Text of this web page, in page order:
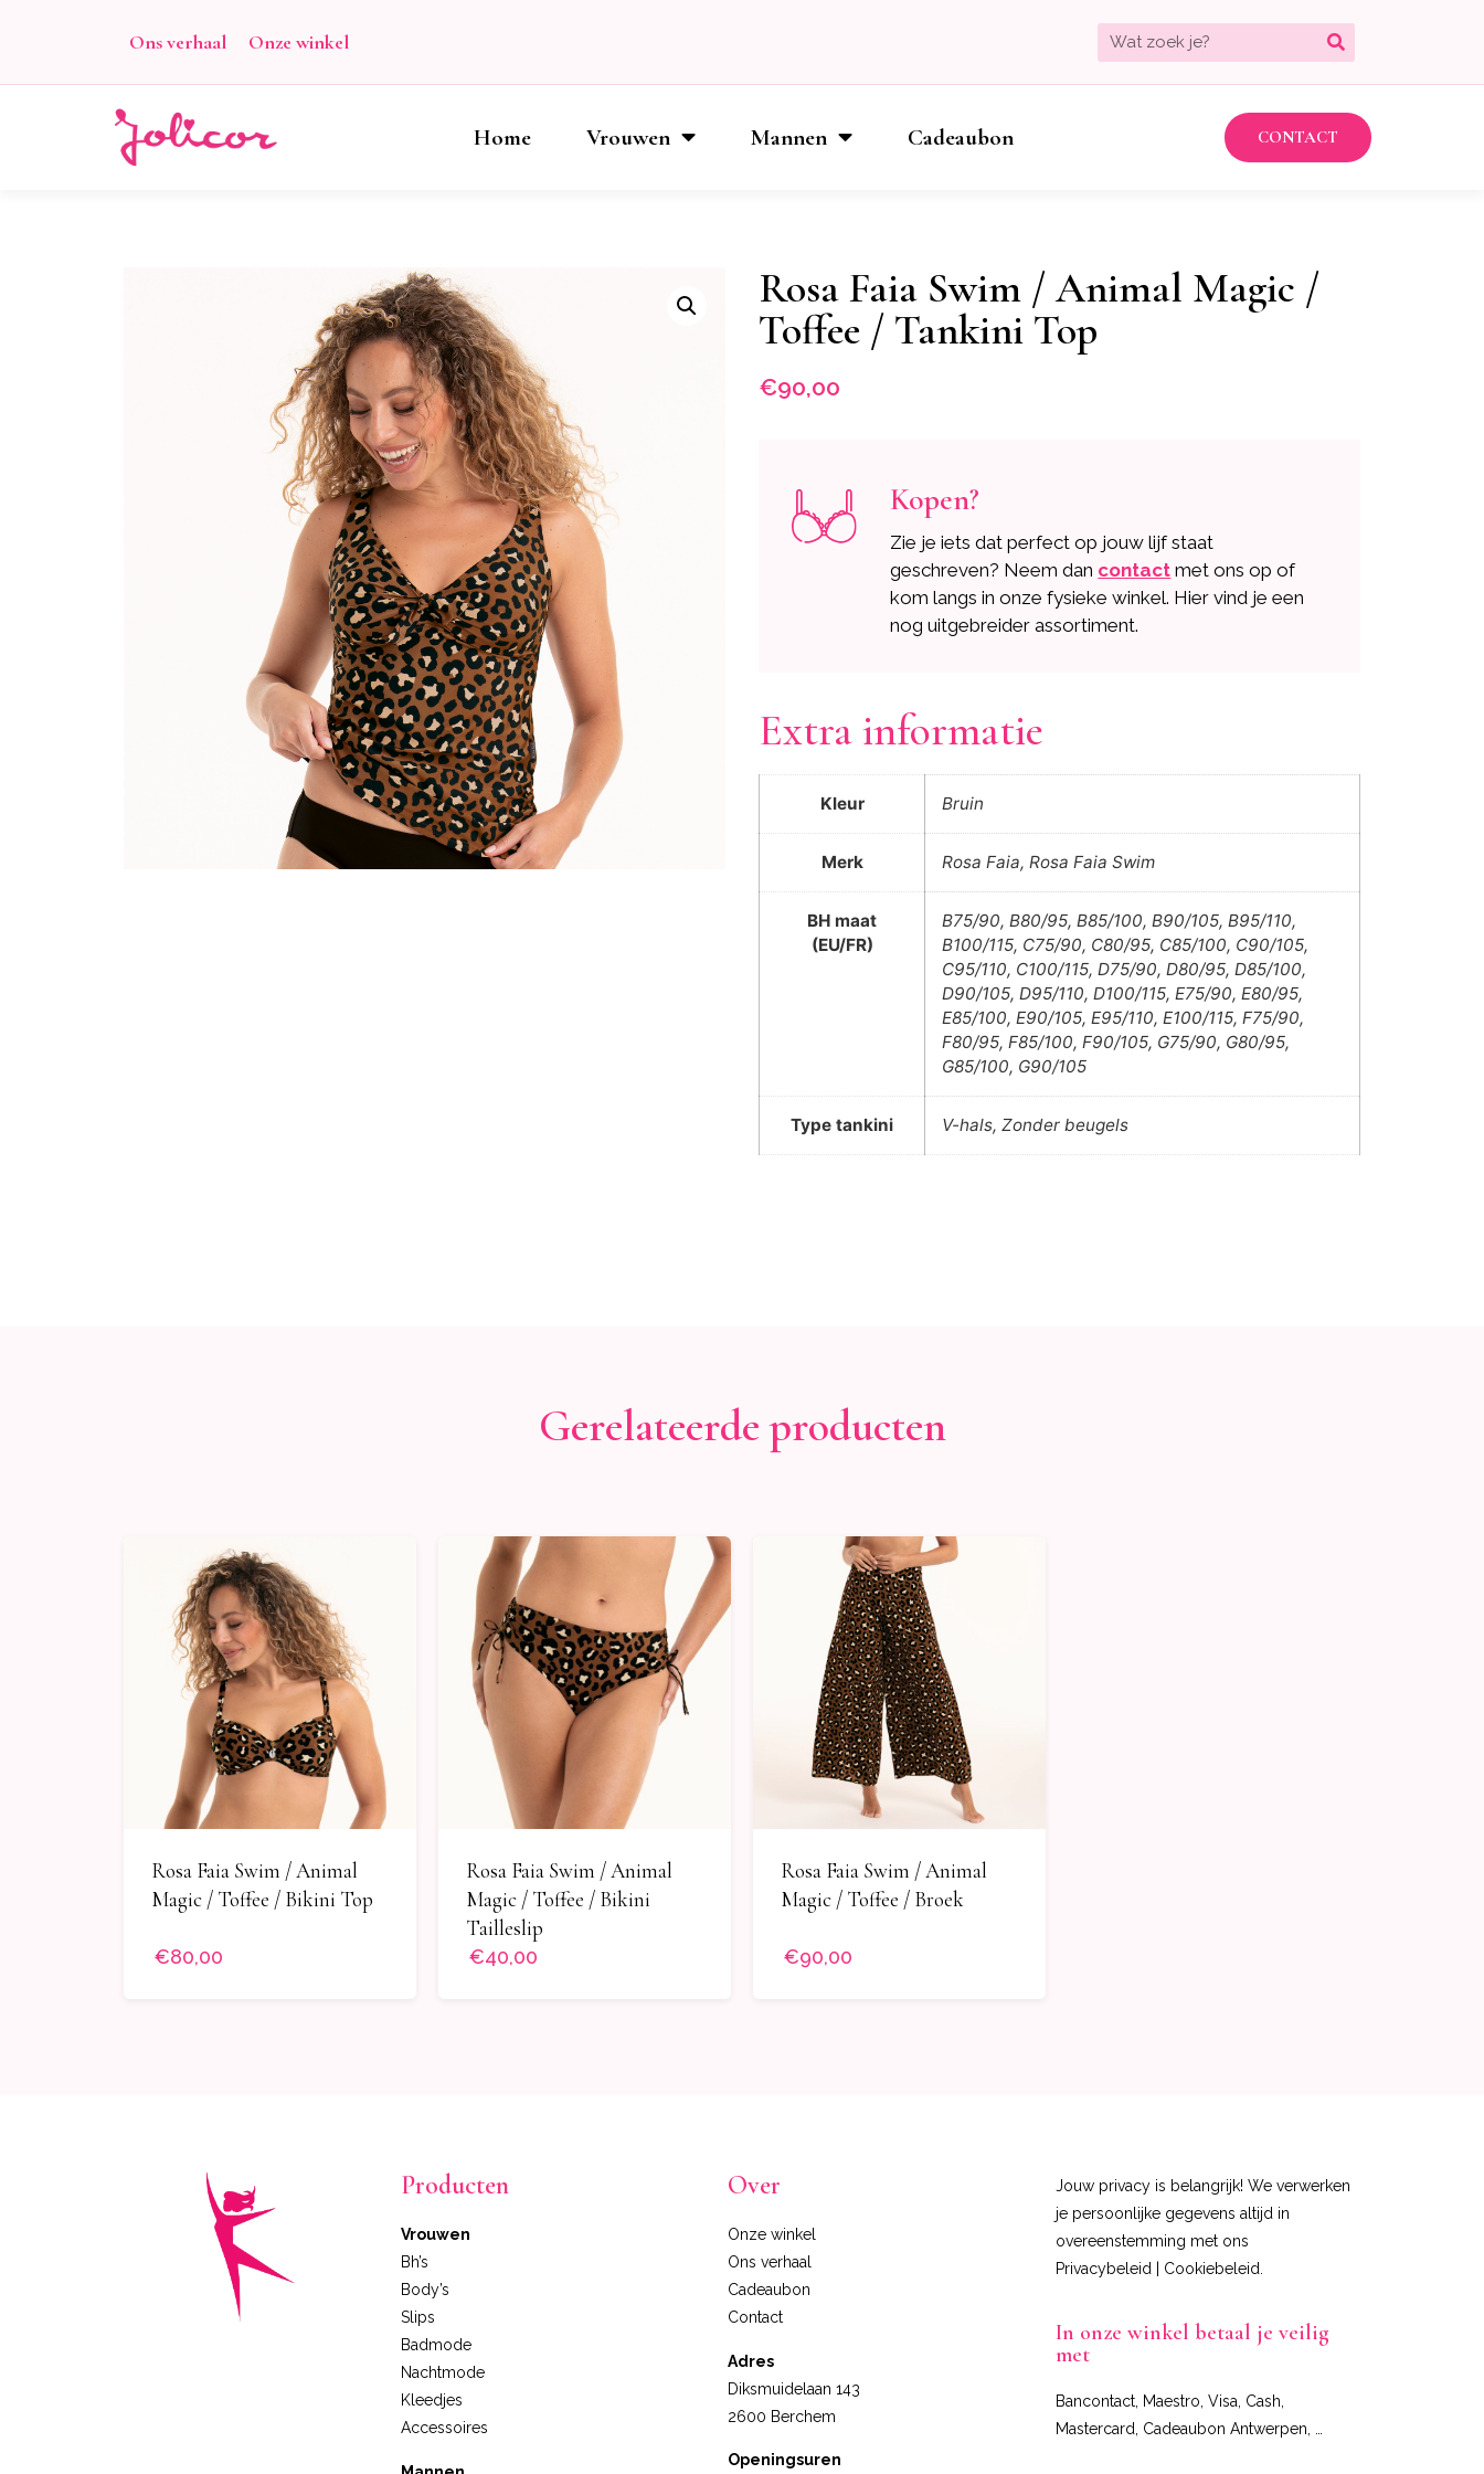
Ons verhaal Onze winkel
Home Vrouwen Mannen Cadeaubon CONTACT
Rosa Faia Swim / Animal Magic /
Toffee / Tankini Top
€90,00
Kopen?
Zie je iets dat perfect op jouw lijf staat
geschreven? Neem dan contact met ons op of
kom langs in onze fysieke winkel. Hier vind je een
nog uitgebreider assortiment.
Extra informatie
Kleur Bruin
Merk Rosa Faia, Rosa Faia Swim
BH maat
(EU/FR)
B75/90, B80/95, B85/100, B90/105, B95/110,
B100/115, C75/90, C80/95, C85/100, C90/105,
C95/110, C100/115, D75/90, D80/95, D85/100,
D90/105, D95/110, D100/115, E75/90, E80/95,
E85/100, E90/105, E95/110, E100/115, F75/90,
F80/95, F85/100, F90/105, G75/90, G80/95,
G85/100, G90/105
Type tankini V-hals, Zonder beugels
Gerelateerde producten
Rosa Faia Swim / Animal
Magic / Toffee / Bikini Top
€80,00
Rosa Faia Swim / Animal
Magic / Toffee / Bikini
Tailleslip
€40,00
Rosa Faia Swim / Animal
Magic / Toffee / Broek
€90,00
Producten
Vrouwen
Bh’s
Body’s
Slips
Badmode
Nachtmode
Kleedjes
Accessoires
Over
Onze winkel
Ons verhaal
Cadeaubon
Contact
Adres
Diksmuidelaan 143
2600 Berchem
Openingsuren
Jouw privacy is belangrijk! We verwerken
je persoonlijke gegevens altijd in
overeenstemming met ons
Privacybeleid| Cookiebeleid.
In onze winkel betaal je veilig
met
Bancontact, Maestro, Visa, Cash,
Mastercard, Cadeaubon Antwerpen, …